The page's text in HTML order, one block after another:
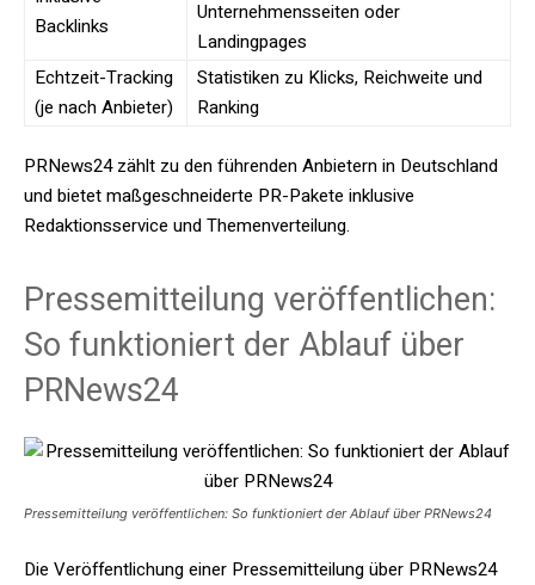
Backlinks
Unternehmensseiten oder
Landingpages
Echtzeit-Tracking
(je nach Anbieter)
Statistiken zu Klicks, Reichweite und
Ranking
PRNews24 zählt zu den führenden Anbietern in Deutschland
und bietet maßgeschneiderte PR-Pakete inklusive
Redaktionsservice und Themenverteilung.
Pressemitteilung veröffentlichen:
So funktioniert der Ablauf über
PRNews24
Pressemitteilung veröffentlichen: So funktioniert der Ablauf über PRNews24
Die Veröffentlichung einer Pressemitteilung über PRNews24